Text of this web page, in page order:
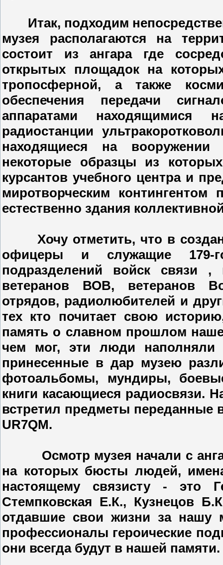
Итак, подходим
музея располагаются на
состоит из ангара где
открытых площадок на
тропосферной, а также
обеспечения передачи
аппаратами находящимися
радиостанции
находящиеся на
некоторые образцы из
курсантов учебного центра и
миротворческим
естественно здания
Хочу отметить, что в
офицеры и служащие 179-
подразделений войск связи
ветеранов ВОВ, ветеранов
отрядов, радиолюбителей и
тех кто почитает свою
память о славном прошлом
чем мог, эти люди наполняли
принесенные в дар музею
фотоальбомы, мундиры,
книги касающиеся радиосвязи.
встретил предметы переданные
UR7QM.
Осмотр музея начали с
на которых бюсты людей,
настоящему связисту - это
Стемпковская Е.К., Кузнецов
отдавшие свои жизни за нашу
профессионалы героические
они всегда будут в нашей памяти.